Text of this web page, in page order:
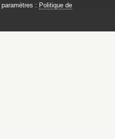
: Politique de